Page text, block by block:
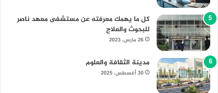
كل ما يهمك معرفته عن مستشفى معهد ناصر
للبحوث والعلاج
26 مارس، 2023
مدينة الثقافة والعلوم
30 أغسطس، 2025